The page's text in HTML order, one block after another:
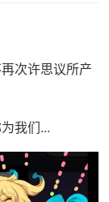
次许思议所产
我们...